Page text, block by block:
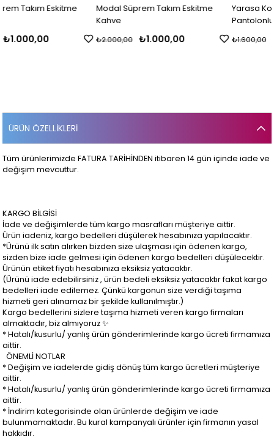
Modal Süprem Takım Eskitme
₺1.000,00
₺2.000,00
Yarasa Kol Tensel Keten Şalvar
Pantolonlu Takım Siyah
₺800,00
₺1.600,00
ÜRÜN ÖZELLIKLERI
Tüm ürünlerimizde FATURA TARİHİNDEN itibaren 14 gün içinde iade ve
değişim mevcuttur.
KARGO BİLGİSİ
İade ve değişimlerde tüm kargo masrafları müşteriye aittir.
Ürün iadeniz, kargo bedelleri düşülerek hesabınıza yapılacaktır.
*Ürünü ilk satın alırken bizden size ulaşması için ödenen kargo,
sizden bize iade gelmesi için ödenen kargo bedelleri düşülecektir.
Ürünün etiket fiyatı hesabınıza eksiksiz yatacaktır.
(Ürünü iade edebilirsiniz , ürün bedeli eksiksiz yatacaktır fakat kargo
bedelleri iade edilemez. Çünkü kargonun size verdiği taşıma
hizmeti geri alınamaz bir şekilde kullanılmıştır.)
Kargo bedellerini sizlere taşıma hizmeti veren kargo firmaları
almaktadır, biz almıyoruz ✨
* Hatalı/kusurlu/ yanlış ürün gönderimlerinde kargo ücreti firmamıza
aittir.
ÖNEMLİ NOTLAR
* Değişim ve iadelerde gidiş dönüş tüm kargo ücretleri müşteriye
aittir.
* Hatalı/kusurlu/ yanlış ürün gönderimlerinde kargo ücreti firmamıza
aittir.
* İndirim kategorisinde olan ürünlerde değişim ve iade
bulunmamaktadır. Bu kural kampanyalı ürünler için firmanın yasal
hakkıdır.